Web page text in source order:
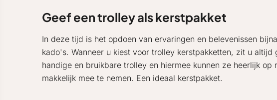
Geef een trolley als kerstpakket
In deze tijd is het opdoen van ervaringen en belevenissen
kado's. Wanneer u kiest voor trolley kerstpakketten, zit u
handige en bruikbare trolley en hiermee kunnen ze heerlijk
makkelijk mee te nemen. Een ideaal kerstpakket.